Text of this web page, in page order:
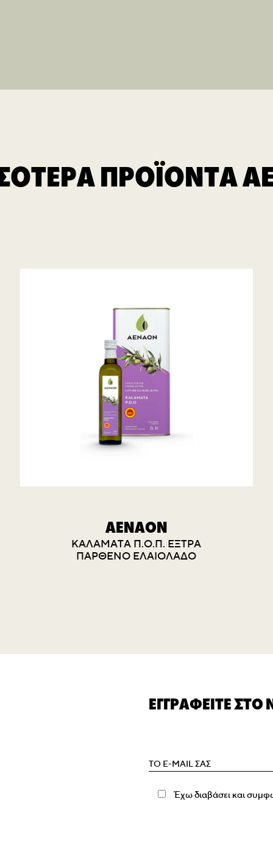
ΠΡΟΪΟΝΤΑ
AENAON
KΑΛΑΜΑΤΑ Π.Ο.Π. ΕΞΤΡΑ
ΠΑΡΘΕΝΟ ΕΛΑΙΟΛΑΔΟ
ΕΓΓΡΑΦΕΊΤΕ ΣΤΟ
Έχω διαβάσει και